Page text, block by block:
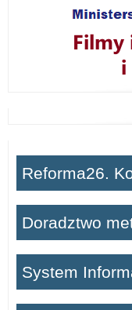
Reforma26.
Doradztwo
System